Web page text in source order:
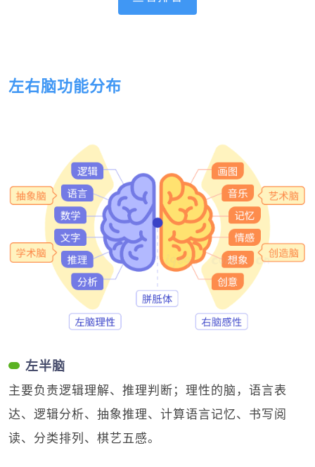
左右脑功能分布
左半脑
主要负责逻辑理解、推理判断；理性的脑，语言表
达、逻辑分析、抽象推理、计算语言记忆、书写阅
读、分类排列、棋艺五感。